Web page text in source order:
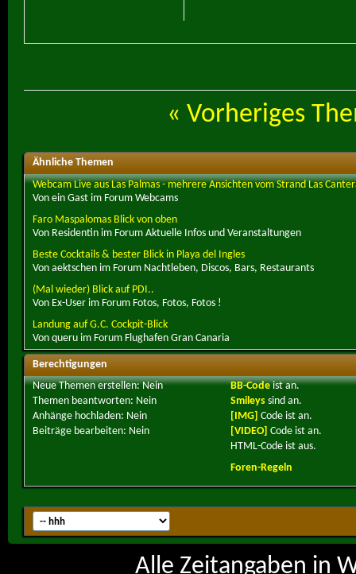
« Vorheriges
Ähnliche Themen
Webcam Live aus Las Palmas - mehrere Ansichten vom Strand Las
Von ein Gast im Forum Webcams
Faro Maspalomas Blick von oben
Von Residentin im Forum Aktuelle Infos und Veranstaltungen
Beste Cocktails & bester Blick in Playa del Ingles
Von aektschen im Forum Nachtleben, Discos, Bars, Restaurants
(Mal wieder) Blick auf PDI..
Von Ex-User im Forum Fotos, Fotos, Fotos !
Landung auf G.C. Cockpit-Blick
Von queru im Forum Flughafen Gran Canaria
Berechtigungen
Neue Themen erstellen:Nein
Themen beantworten: Nein
Anhänge hochladen: Nein
Beiträge bearbeiten: Nein
BB-Codeistan.
Smileyssind an.
[IMG] Code ist an.
[VIDEO] Code ist an.
HTML-Code ist aus.
Foren-Regeln
Alle Zeitangaben in